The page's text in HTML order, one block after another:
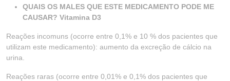
QUAIS OS MALES QUE ESTE MEDICAMENTO PODE ME
CAUSAR? Vitamina D3
Reações incomuns (ocorre entre 0,1% e 10 % dos pacientes que
utilizam este medicamento): aumento da excreção de cálcio na
urina.
Reações raras (ocorre entre 0,01% e 0,1% dos pacientes que